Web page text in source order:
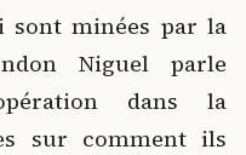
sont minées par la
Niguel parle
dans la
sur comment ils